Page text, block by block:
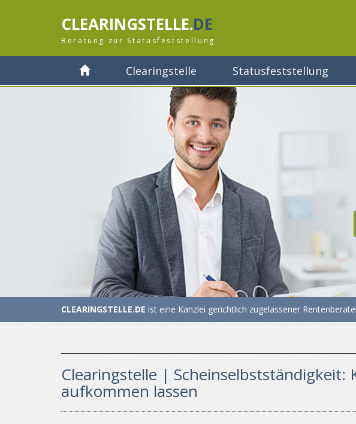
CLEARINGSTELLE.DE
Beratung zur Statusfeststellung
Clearingstelle Statusfeststellung
CLEARINGSTELLE.DE ist eine Kanzlei gerichtlich zugelassener
Clearingstelle | Scheinselbstständigkeit:
aufkommen lassen